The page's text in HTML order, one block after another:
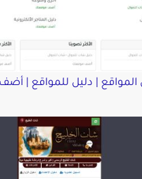
المواقع | دليل للمواقع |